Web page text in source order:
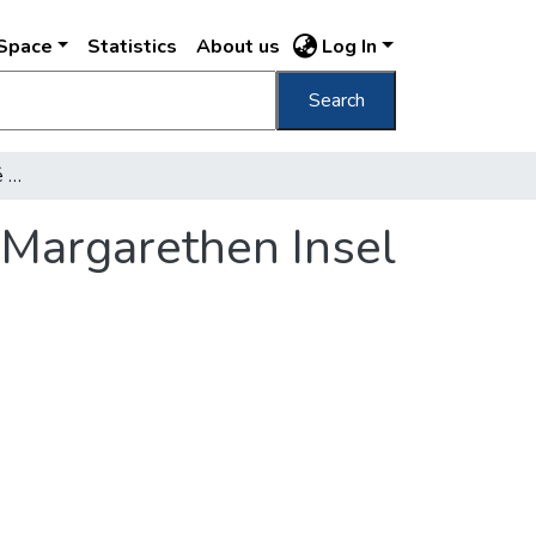
Statistics About us Log In
Search
Kilátás a Margitsziget felé Aussicht auf die Margarethen Insel /
Insel